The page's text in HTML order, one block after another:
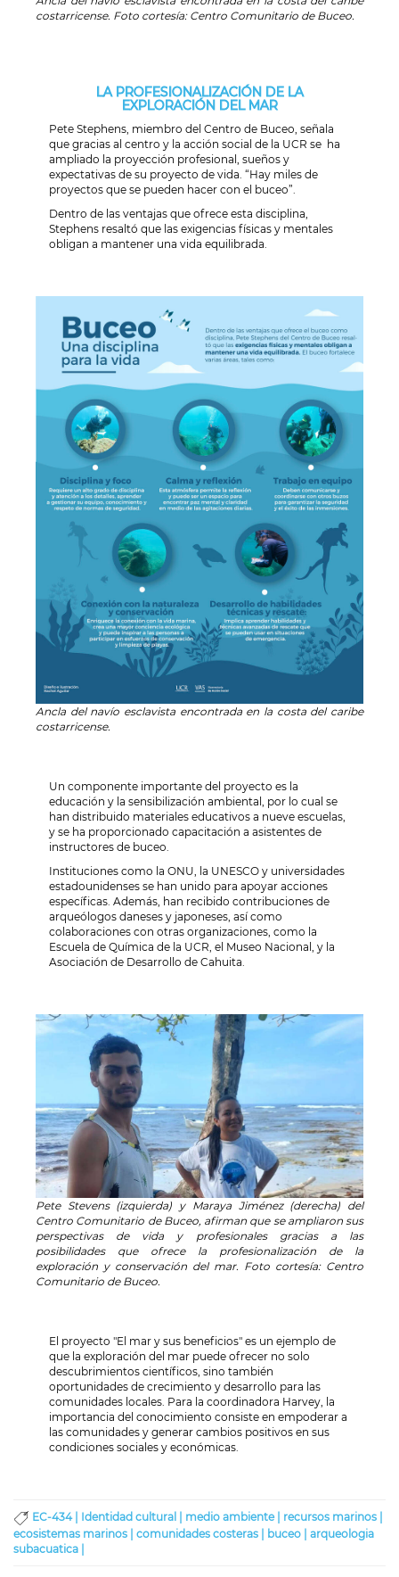
costarricense. Foto cortesía: Centro Comunitario de Buceo.
LA PROFESIONALIZACIÓN DE LA
EXPLORACIÓN DEL MAR
Pete Stephens, miembro del Centro de Buceo, señala
que gracias al centro y la acción social de la UCR se ha
ampliado la proyección profesional, sueños y
expectativas de su proyecto de vida. “Hay miles de
proyectos que se pueden hacer con el buceo”.
Dentro de las ventajas que ofrece esta disciplina,
Stephens resaltó que las exigencias físicas y mentales
obligan a mantener una vida equilibrada.
Ancla del navío esclavista encontrada en la costa del caribe
costarricense.
Un componente importante del proyecto es la
educación y la sensibilización ambiental, por lo cual se
han distribuido materiales educativos a nueve escuelas,
y se ha proporcionado capacitación a asistentes de
instructores de buceo.
Instituciones como la ONU, la UNESCO y universidades
estadounidenses se han unido para apoyar acciones
específicas. Además, han recibido contribuciones de
arqueólogos daneses y japoneses, así como
colaboraciones con otras organizaciones, como la
Escuela de Química de la UCR, el Museo Nacional, y la
Asociación de Desarrollo de Cahuita.
Pete Stevens (izquierda) y Maraya Jiménez (derecha) del
Centro Comunitario de Buceo, afirman que se ampliaron sus
perspectivas de vida y profesionales gracias a las
posibilidades que ofrece la profesionalización de la
exploración y conservación del mar. Foto cortesía: Centro
Comunitario de Buceo.
El proyecto "El mar y sus beneficios" es un ejemplo de
que la exploración del mar puede ofrecer no solo
descubrimientos científicos, sino también
oportunidades de crecimiento y desarrollo para las
comunidades locales. Para la coordinadora Harvey, la
importancia del conocimiento consiste en empoderar a
las comunidades y generar cambios positivos en sus
condiciones sociales y económicas.
EC-434 | Identidad cultural | medio ambiente | recursos marinos |
ecosistemas marinos | comunidades costeras | buceo | arqueologia
subacuatica |